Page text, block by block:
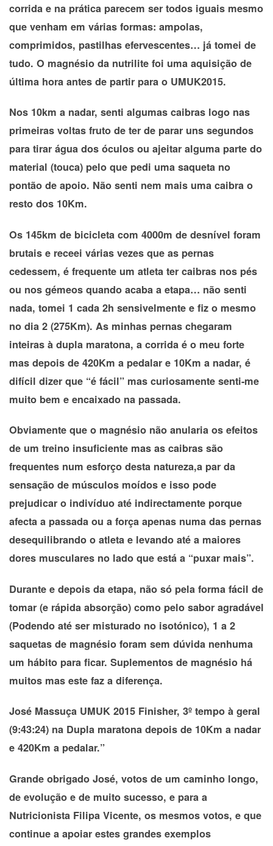
corrida e na prática parecem ser todos iguais mesmo
que venham em várias formas: ampolas,
comprimidos, pastilhas efervescentes… já tomei de
tudo. O magnésio da nutrilite foi uma aquisição de
última hora antes de partir para o UMUK2015.
Nos 10km a nadar, senti algumas caibras logo nas
primeiras voltas fruto de ter de parar uns segundos
para tirar água dos óculos ou ajeitar alguma parte do
material (touca) pelo que pedi uma saqueta no
pontão de apoio. Não senti nem mais uma caibra o
resto dos 10Km.
Os 145km de bicicleta com 4000m de desnível foram
brutais e receei várias vezes que as pernas
cedessem, é frequente um atleta ter caibras nos pés
ou nos gémeos quando acaba a etapa… não senti
nada, tomei 1 cada 2h sensivelmente e fiz o mesmo
no dia 2 (275Km). As minhas pernas chegaram
inteiras à dupla maratona, a corrida é o meu forte
mas depois de 420Km a pedalar e 10Km a nadar, é
difícil dizer que “é fácil” mas curiosamente senti-me
muito bem e encaixado na passada.
Obviamente que o magnésio não anularia os efeitos
de um treino insuficiente mas as caibras são
frequentes num esforço desta natureza,a par da
sensação de músculos moídos e isso pode
prejudicar o indivíduo até indirectamente porque
afecta a passada ou a força apenas numa das pernas
desequilibrando o atleta e levando até a maiores
dores musculares no lado que está a “puxar mais”.
Durante e depois da etapa, não só pela forma fácil de
tomar (e rápida absorção) como pelo sabor agradável
(Podendo até ser misturado no isotónico), 1 a 2
saquetas de magnésio foram sem dúvida nenhuma
um hábito para ficar. Suplementos de magnésio há
muitos mas este faz a diferença.
José Massuça UMUK 2015 Finisher, 3º tempo à geral
(9:43:24) na Dupla maratona depois de 10Km a nadar
e 420Km a pedalar.”
Grande obrigado José, votos de um caminho longo,
de evolução e de muito sucesso, e para a
Nutricionista Filipa Vicente, os mesmos votos, e que
continue a apoiar estes grandes exemplos